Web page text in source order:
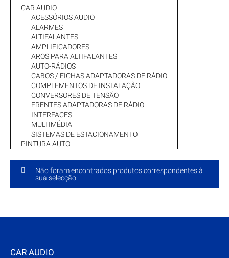
Não foram encontrados produtos correspondentes à
sua selecção.
CAR AUDIO
ACESSÓRIOS AUDIO
ALARMES
ALTIFALANTES
AMPLIFICADORES
AROS PARA ALTIFALANTES
AUTO-RÁDIOS
CABOS / FICHAS ADAPTADORAS DE RÁDIO
COMPLEMENTOS DE INSTALAÇÃO
CONVERSORES DE TENSÃO
FRENTES ADAPTADORAS DE RÁDIO
INTERFACES
MULTIMÉDIA
SISTEMAS DE ESTACIONAMENTO
PINTURA AUTO
CAR AUDIO